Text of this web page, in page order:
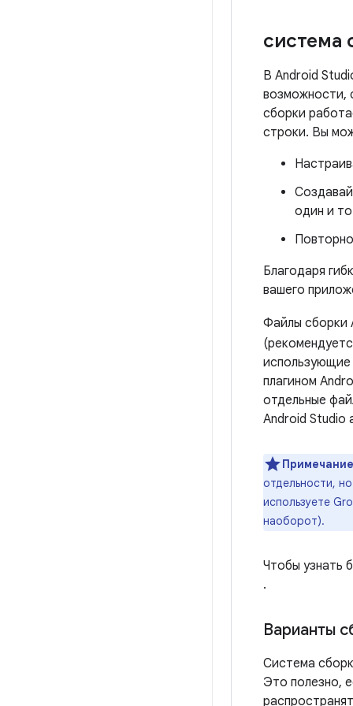
система
В Android
возможности,
сборки
строки. Вы
один и
Благодаря
вашего
Файлы сборки
использующие
плагином
отдельные
Android Studio
отдельности,
используете
наоборот).
Чтобы узнать
.
Варианты
Система
Это полезно,